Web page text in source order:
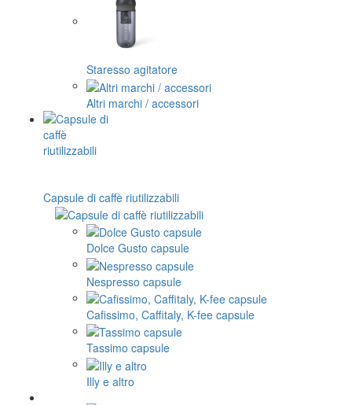
Staresso agitatore
Altri marchi / accessori
Capsule di caffè riutilizzabili
Dolce Gusto capsule
Nespresso capsule
Cafissimo, Caffitaly, K-fee capsule
Tassimo capsule
Illy e altro